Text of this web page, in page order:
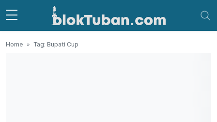
Skip to main content
Home Tag: Bupati Cup